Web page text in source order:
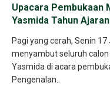
Upacara Pembukaan
Yasmida Tahun
Pagi yang cerah, Senin 17
menyambut seluruh
Yasmida di acara
Pengenalan..